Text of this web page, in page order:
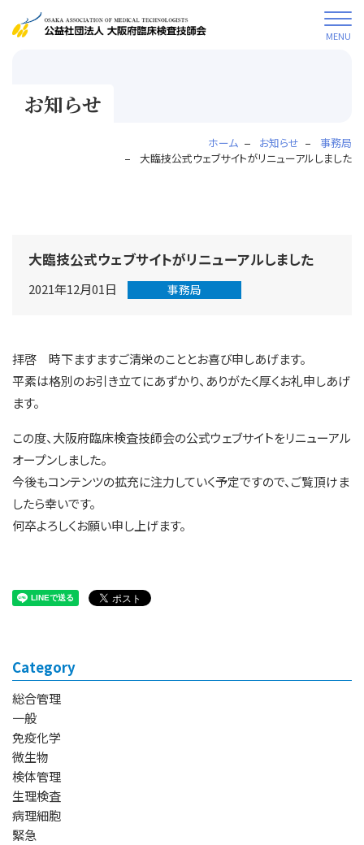
MENU
お知らせ
ホーム お知らせ
事務局
大臨技公式ウェブサイトがリニューアルしました
大臨技公式ウェブサイトがリニューアルしました
2021年12月01日 事務局
拝啓 時下ますますご清栄のこととお喜び申しあげます。
平素は格別のお引き立てにあずかり、ありがたく厚くお礼申しあげ
ます。
この度、大阪府臨床検査技師会の公式ウェブサイトをリニューアル
オープンしました。
今後もコンテンツの拡充に注力していく予定ですので、ご覧頂けま
したら幸いです。
何卒よろしくお願い申し上げます。
Category
総合管理
一般
免疫化学
微生物
検体管理
生理検査
病理細胞
緊急